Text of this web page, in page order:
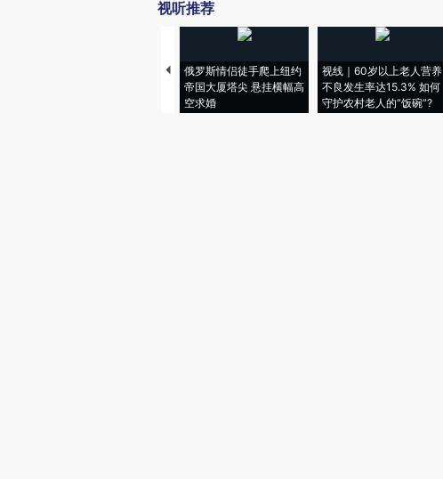
视听推荐
俄罗斯情侣徒手爬上纽约
帝国大厦塔尖 悬挂横幅高
空求婚
视线｜60岁以上老人营养
不良发生率达15.3% 如何
守护农村老人的“饭碗”?